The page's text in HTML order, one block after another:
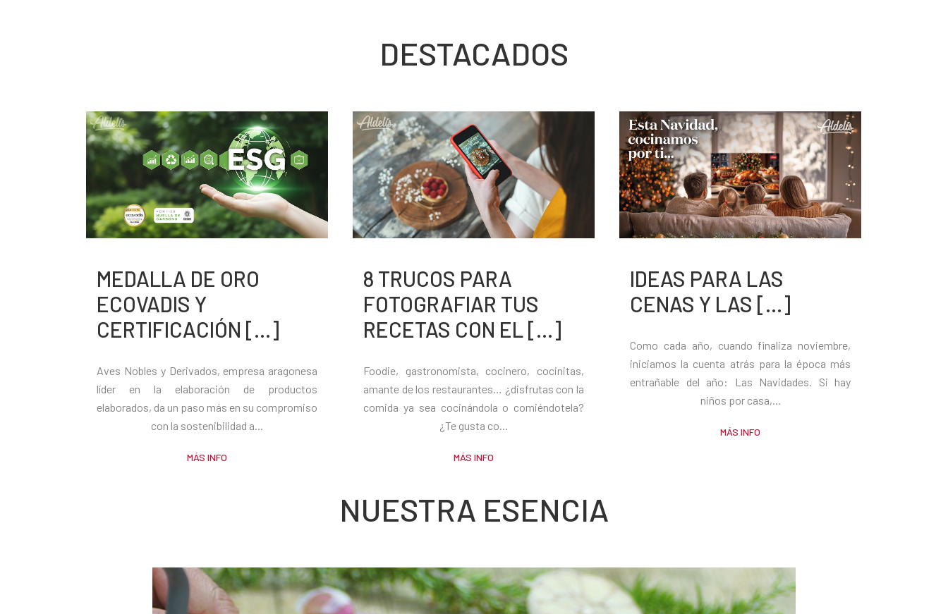
DESTACADOS
MEDALLA DE ORO
ECOVADIS Y
CERTIFICACIÓN [...]
Aves Nobles y Derivados, empresa aragonesa
líder en la elaboración de productos
elaborados, da un paso más en su compromiso
con la sostenibilidad a...
MÁS INFO
8 TRUCOS PARA
FOTOGRAFIAR TUS
RECETAS CON EL [...]
Foodie, gastronomista, cocinero, cocinitas,
amante de los restaurantes… ¿disfrutas con la
comida ya sea cocinándola o comiéndotela?
¿Te gusta co...
MÁS INFO
IDEAS PARA LAS
CENAS Y LAS [...]
Como cada año, cuando finaliza noviembre,
iniciamos la cuenta atrás para la época más
entrañable del año: Las Navidades. Si hay
niños por casa,...
MÁS INFO
NUESTRA ESENCIA